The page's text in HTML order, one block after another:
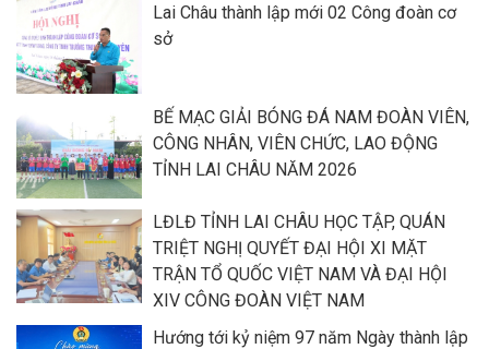
Lai Châu thành lập mới 02 Công đoàn cơ
sở
BẾ MẠC GIẢI BÓNG ĐÁ NAM ĐOÀN VIÊN,
CÔNG NHÂN, VIÊN CHỨC, LAO ĐỘNG
TỈNH LAI CHÂU NĂM 2026
LĐLĐ TỈNH LAI CHÂU HỌC TẬP, QUÁN
TRIỆT NGHỊ QUYẾT ĐẠI HỘI XI MẶT
TRẬN TỔ QUỐC VIỆT NAM VÀ ĐẠI HỘI
XIV CÔNG ĐOÀN VIỆT NAM
Hướng tới kỷ niệm 97 năm Ngày thành lập